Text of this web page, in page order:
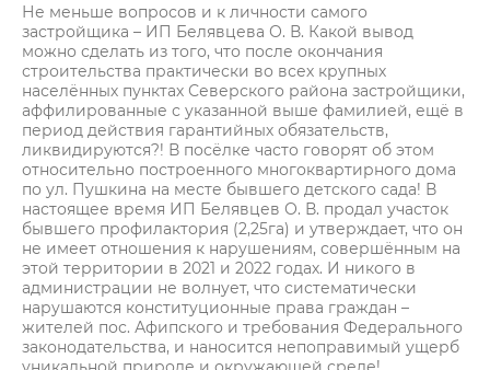
Не меньше вопросов и к личности самого
застройщика – ИП Белявцева О. В. Какой вывод
можно сделать из того, что после окончания
строительства практически во всех крупных
населённых пунктах Северского района застройщики,
аффилированные с указанной выше фамилией, ещё в
период действия гарантийных обязательств,
ликвидируются?! В посёлке часто говорят об этом
относительно построенного многоквартирного дома
по ул. Пушкина на месте бывшего детского сада! В
настоящее время ИП Белявцев О. В. продал участок
бывшего профилактория (2,25га) и утверждает, что он
не имеет отношения к нарушениям, совершённым на
этой территории в 2021 и 2022 годах. И никого в
администрации не волнует, что систематически
нарушаются конституционные права граждан –
жителей пос. Афипского и требования Федерального
законодательства, и наносится непоправимый ущерб